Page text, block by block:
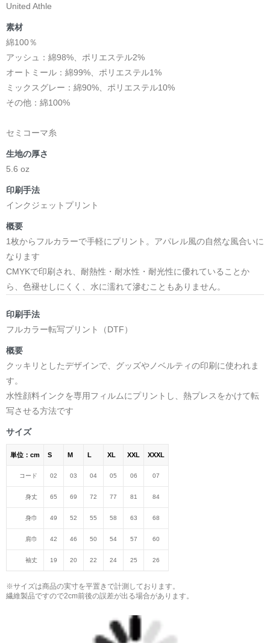
United Athle
素材
綿100％
アッシュ：綿98%、ポリエステル2%
オートミール：綿99%、ポリエステル1%
ミックスグレー：綿90%、ポリエステル10%
その他：綿100%
セミコーマ糸
生地の厚さ
5.6 oz
印刷手法
インクジェットプリント
概要
1枚からフルカラーで手軽にプリント。アパレル風の自然な風合いに
なります
CMYKで印刷され、耐熱性・耐水性・耐光性に優れていることか
ら、色褪せしにくく、水に濡れて滲むこともありません。
印刷手法
フルカラー転写プリント（DTF）
概要
クッキリとしたデザインで、グッズやノベルティの印刷に使われま
す。
水性顔料インクを専用フィルムにプリントし、熱プレスをかけて転
写させる方法です
サイズ
単位：cm S M L XL XXL XXXL
コード 02 03 04 05 06 07
身丈 65 69 72 77 81 84
身巾 49 52 55 58 63 68
肩巾 42 46 50 54 57 60
袖丈 19 20 22 24 25 26
※サイズは商品の実寸を平置きで計測しております。
繊維製品ですので2cm前後の誤差が出る場合があります。